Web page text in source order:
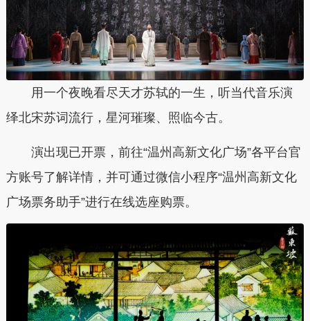
用一个夜晚看尽天才苏轼的一生，听当代音乐演
绎北宋苏词流行，星河璀璨、照临今古。
演出现已开票，前往“温州高新文化广场”各平台官
方账号了解详情，并可通过微信小程序“温州高新文化
广场票务助手”进行在线选座购票。